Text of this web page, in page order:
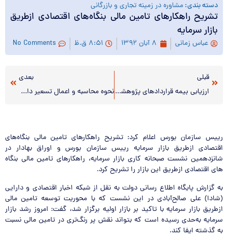
دسته بندی:مشاوره در زمینه تجاری و بازرگانی
تشریح راهکارهای تامین مالی بنگاه‌های اقتصادی ازطریق
بازار سرمایه
عباس زمانی ۸ آبان ۱۳۹۲ ۸:۵۱ ق.ظ No Comments
قبلی
ارزیابی بیمه قراردادهای پژوهشی؛مبانی، احکام قانونی و رویه های جاری
بعدی
نحوه محاسبه و اعمال تسعیر دارایی ها و بدهی های ارزی بانک مرکزی تعیین شد.
رییس سازمان بورس اعلام کرد: تشریح راهکارهای تامین مالی بنگاه‌های
اقتصادی ازطریق بازار سرمایه رییس سازمان بورس و اوراق بهادار در
شانزدهمین نشست صبحانه کاری بازار سرمایه، راهکارهای تامین مالی بنگاه
های اقتصادی ازطریق این بازار را تشریح کرد.
به گزارش پایگاه اطلاع رسانی دولت به نقل از شبکه اخبار اقتصادی و دارایی
(شادا) علی صالح‌آبادی در این نشست که با محوریت توسعه تامین مالی
ازطریق بازار سرمایه با تاکید بر بازار اولیه برگزار شد، گفت: امروز رشد بازار
سرمایه به‌حدی رسیده است که بتواند نقش پر رنگ‌تری در تامین مالی نسبت
به گذشته ایفا کند.